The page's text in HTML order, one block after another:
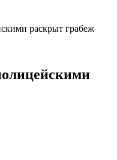
раскрыт грабеж